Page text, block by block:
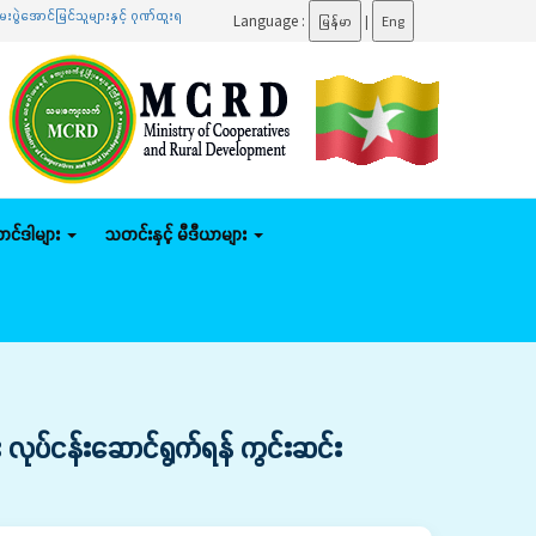
များနှင့် ဂုဏ်ထူးရရှိသူများကို ဆုများချီးမြှင့်ပေးအပ်.......ပြည်ထောင်စုဝန်ကြီး ဦးမျိုးဇော်သိ
Language : မြန်မာ | Eng
ါများ သတင်းနှင့် မီဒီယာများ
လုပ်ငန်းဆောင်ရွက်ရန် ကွင်းဆင်း